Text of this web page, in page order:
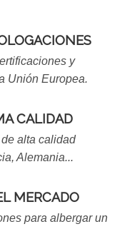
y
Unión Europea.
CALIDAD
alta calidad
Alemania...
MERCADO
para albergar un